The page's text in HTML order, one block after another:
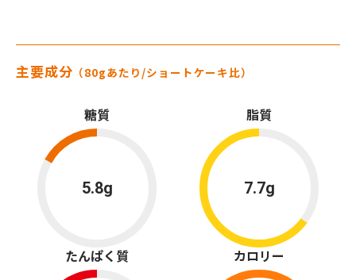
主要成分 （80gあたり/ショートケーキ比）
5.8g
糖質
7.7g
脂質
たんぱく質 カロリー